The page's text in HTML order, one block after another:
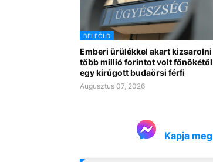
BELFÖLD
Emberi ürülékkel akart kizsarolni
több millió forintot volt főnökétől
egy kirúgott budaörsi férfi
Augusztus 07, 2026
Kapja